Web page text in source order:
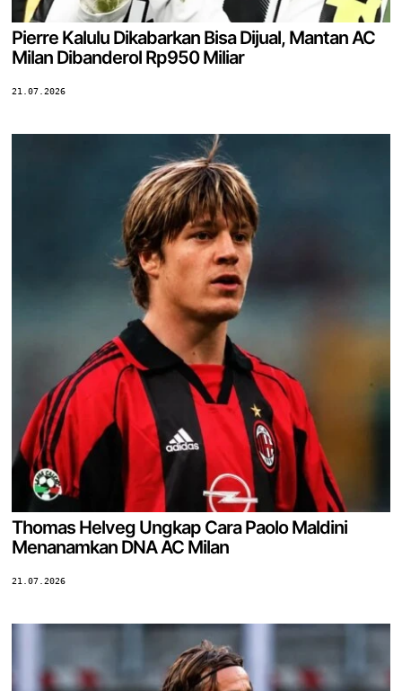
Pierre Kalulu Dikabarkan Bisa Dijual, Mantan AC
Milan Dibanderol Rp950 Miliar
21.07.2026
Thomas Helveg Ungkap Cara Paolo Maldini
Menanamkan DNA AC Milan
21.07.2026